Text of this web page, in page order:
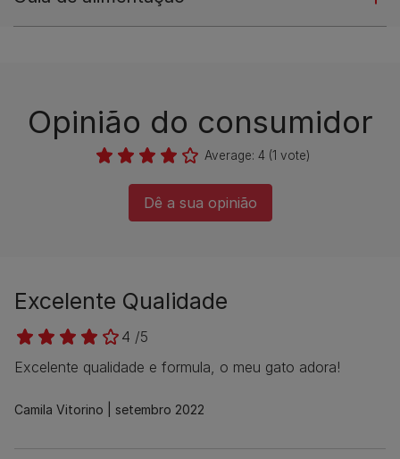
Opinião do consumidor​
Average: 4 (1 vote)
Dê a sua opinião​
Excelente Qualidade
4 /5
Excelente qualidade e formula, o meu gato adora!
Camila Vitorino setembro 2022